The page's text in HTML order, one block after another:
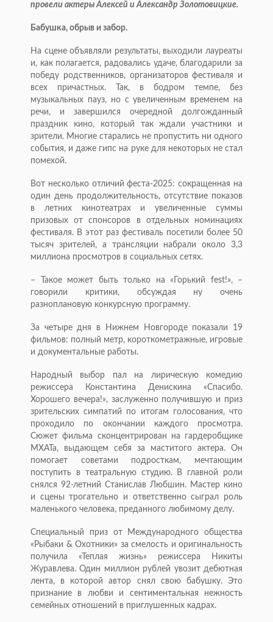
провели актеры Алексей и Александр Золотовицкие.
Бабушка, обрыв и забор.
На сцене объявляли результаты, выходили лауреаты
и, как полагается, радовались удаче, благодарили за
победу родственников, организаторов фестиваля и
всех причастных. Так, в бодром темпе, без
музыкальных пауз, но с увеличенным временем на
речи, и завершился очередной долгожданный
праздник кино, который так ждали участники и
зрители. Многие старались не пропустить ни одного
события, и даже гипс на руке для некоторых не стал
помехой.
Вот несколько отличий феста-2025: сокращенная на
один день продолжительность, отсутствие показов
в летних кинотеатрах и увеличенные суммы
призовых от спонсоров в отдельных номинациях
фестиваля. В этот раз фестиваль посетили более 50
тысяч зрителей, а трансляции набрали около 3,3
миллиона просмотров в социальных сетях.
– Такое может быть только на «Горький fest!», –
говорили критики, обсуждая ну очень
разноплановую конкурсную программу.
За четыре дня в Нижнем Новгороде показали 19
фильмов: полный метр, короткометражные, игровые
и документальные работы.
Народный выбор пал на лирическую комедию
режиссера Константина Денискина «Спасибо.
Хорошего вечера!», заслуженно получившую и приз
зрительских симпатий по итогам голосования, что
проходило по окончании каждого просмотра.
Сюжет фильма сконцентрирован на гардеробщике
МХАТа, выдающем себя за маститого актера. Он
помогает советами подросткам, мечтающим
поступить в театральную студию. В главной роли
снялся 92-летний Станислав Любшин. Мастер кино
и сцены трогательно и ответственно сыграл роль
маленького человека, преданного любимому делу.
Специальный приз от Международного общества
«Рыбаки & Охотники» за смелость и оригинальность
получила «Теплая жизнь» режиссера Никиты
Журавлева. Один миллион рублей увозит дебютная
лента, в которой автор снял свою бабушку. Это
признание в любви и сентиментальная нежность
семейных отношений в приглушенных кадрах.